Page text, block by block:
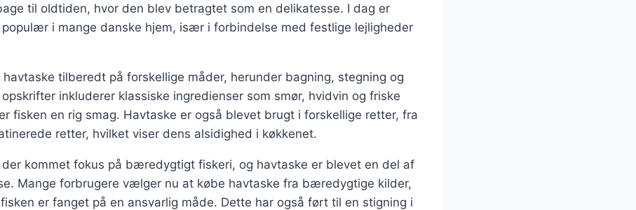
til oldtiden, hvor den blev betragtet som en delikatesse. I dag er
i mange danske hjem, især i forbindelse med festlige lejligheder
tilberedt på forskellige måder, herunder bagning, stegning og
inkluderer klassiske ingredienser som smør, hvidvin og friske
fisken en rig smag. Havtaske er også blevet brugt i forskellige retter, fra
retter, hvilket viser dens alsidighed i køkkenet.
kommet fokus på bæredygtigt fiskeri, og havtaske er blevet en del af
Mange forbrugere vælger nu at købe havtaske fra bæredygtige kilder,
er fanget på en ansvarlig måde. Dette har også ført til en stigning i